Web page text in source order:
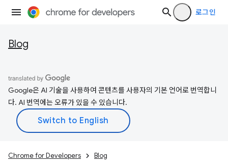
로그인
Blog
Google은 AI 기술을 사용하여 콘텐츠를 사용자의 기본 언어로 번역합니
다. AI 번역에는 오류가 있을 수 있습니다.
Chrome for Developers Blog